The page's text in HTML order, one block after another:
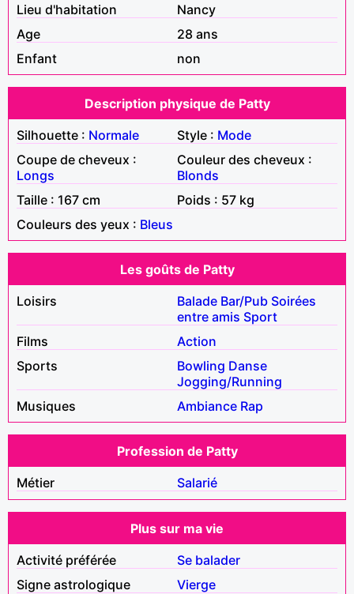
Lieu d'habitation
Nancy
Age
28 ans
Enfant
non
Description physique de Patty
Silhouette : Normale Style : Mode
Coupe de cheveux :
Longs
Couleur des cheveux :
Blonds
Taille : 167 cm
Poids : 57 kg
Couleurs des yeux : Bleus
Les goûts de Patty
Loisirs
Balade Bar/Pub Soirées
entre amis Sport
Films
Action
Sports
Bowling Danse
Jogging/Running
Musiques
Ambiance Rap
Profession de Patty
Métier
Salarié
Plus sur ma vie
Activité préférée
Se balader
Signe astrologique
Vierge